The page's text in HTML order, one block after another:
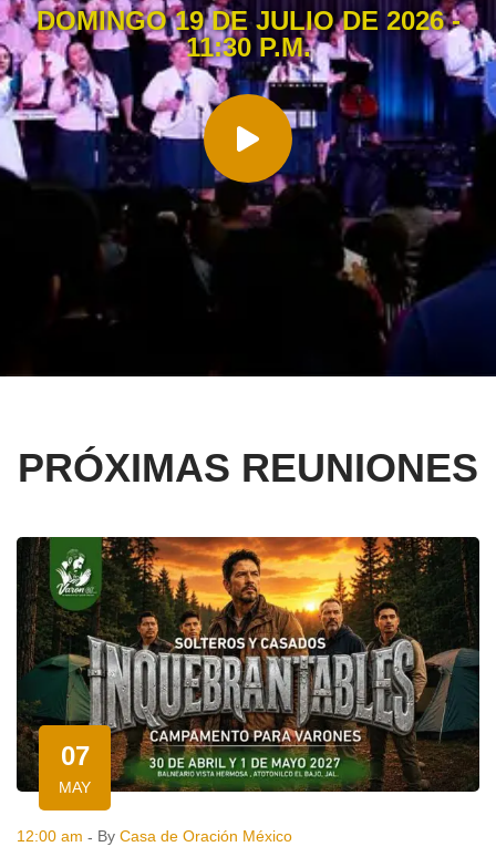
DOMINGO 19 DE JULIO DE 2026 -
11:30 P.M.
PRÓXIMAS REUNIONES
07
MAY
12:00 am By Casa de Oración México